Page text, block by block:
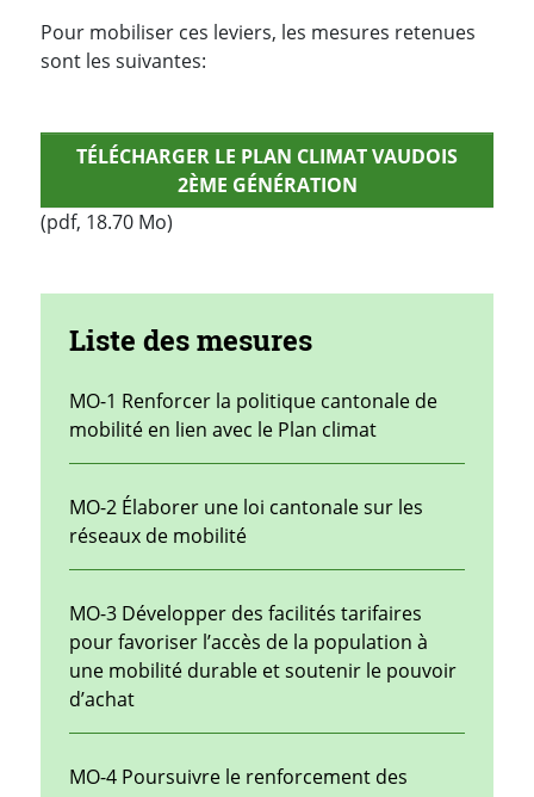
Pour mobiliser ces leviers, les mesures retenues
sont les suivantes:
TÉLÉCHARGER LE PLAN CLIMAT VAUDOIS
2ÈME GÉNÉRATION
(pdf, 18.70 Mo)
Liste des mesures
MO-1 Renforcer la politique cantonale de
mobilité en lien avec le Plan climat
MO-2 Élaborer une loi cantonale sur les
réseaux de mobilité
MO-3 Développer des facilités tarifaires
pour favoriser l’accès de la population à
une mobilité durable et soutenir le pouvoir
d’achat
MO-4 Poursuivre le renforcement des